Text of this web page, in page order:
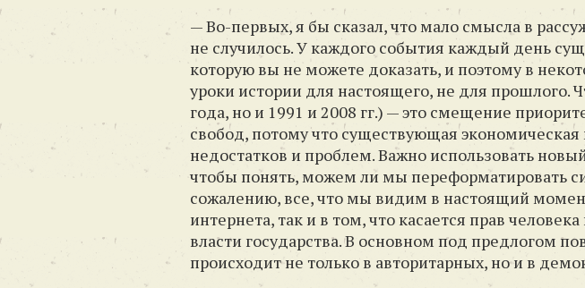
— Во-первых, я бы сказал, что мало смысла в
не случилось. У каждого события каждый день
которую вы не можете доказать, и поэтому в
уроки истории для настоящего, не для прошлого.
года, но и 1991 и 2008 гг.) — это смещение
свобод, потому что существующая
недостатков и проблем. Важно использовать
чтобы понять, можем ли мы переформатировать
сожалению, все, что мы видим в настоящий
интернета, так и в том, что касается прав
власти государства. В основном под предлогом
происходит не только в авторитарных, но и в